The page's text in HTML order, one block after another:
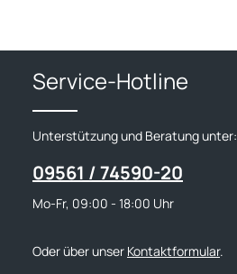
Service-Hotline
Unterstützung und Beratung unter:
09561 / 74590-20
Mo-Fr, 09:00 - 18:00 Uhr
Oder über unser Kontaktformular.